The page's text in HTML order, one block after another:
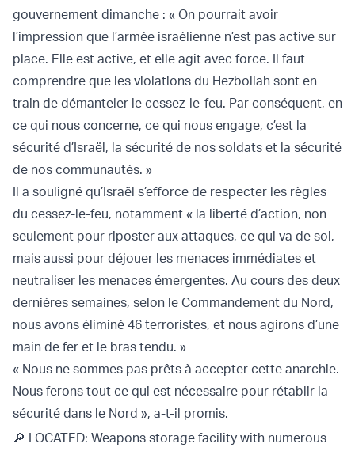
gouvernement dimanche : « On pourrait avoir
l’impression que l’armée israélienne n’est pas active sur
place. Elle est active, et elle agit avec force. Il faut
comprendre que les violations du Hezbollah sont en
train de démanteler le cessez-le-feu. Par conséquent, en
ce qui nous concerne, ce qui nous engage, c’est la
sécurité d’Israël, la sécurité de nos soldats et la sécurité
de nos communautés. »
Il a souligné qu’Israël s’efforce de respecter les règles
du cessez-le-feu, notamment « la liberté d’action, non
seulement pour riposter aux attaques, ce qui va de soi,
mais aussi pour déjouer les menaces immédiates et
neutraliser les menaces émergentes. Au cours des deux
dernières semaines, selon le Commandement du Nord,
nous avons éliminé 46 terroristes, et nous agirons d’une
main de fer et le bras tendu. »
« Nous ne sommes pas prêts à accepter cette anarchie.
Nous ferons tout ce qui est nécessaire pour rétablir la
sécurité dans le Nord », a-t-il promis.
🔎 LOCATED: Weapons storage facility with numerous